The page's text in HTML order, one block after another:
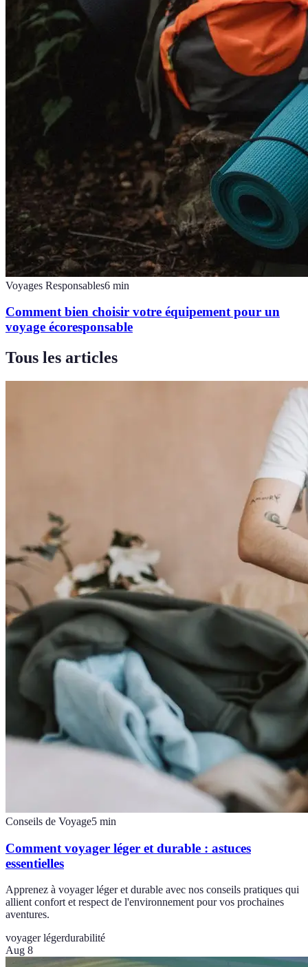
Voyages Responsables6 min
Comment bien choisir votre équipement pour un
voyage écoresponsable
Tous les articles
Conseils de Voyage5 min
Comment voyager léger et durable : astuces
essentielles
Apprenez à voyager léger et durable avec nos conseils pratiques qui
allient confort et respect de l'environnement pour vos prochaines
aventures.
voyager légerdurabilité
Aug 8